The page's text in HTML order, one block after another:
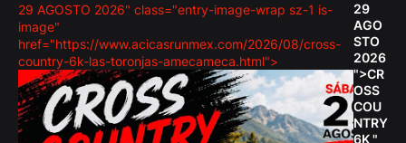
29 AGOSTO 2026" class="entry-image-wrap sz-1 is-
image"
href="https://www.acicasrunmex.com/2026/08/cross-
country-6k-las-toronjas-amecameca.html">
29
AGO
STO
2026
">CR
OSS
COU
NTRY
6K "